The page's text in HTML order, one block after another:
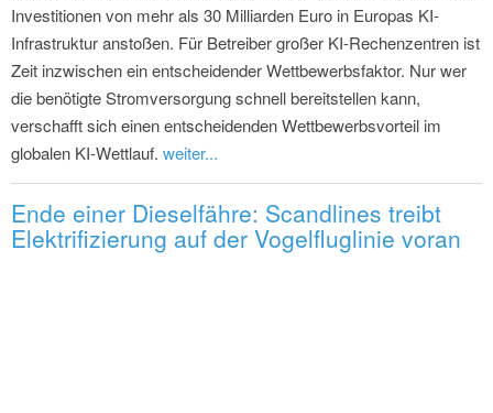
Investitionen von mehr als 30 Milliarden Euro in Europas KI-
Infrastruktur anstoßen. Für Betreiber großer KI-Rechenzentren ist
Zeit inzwischen ein entscheidender Wettbewerbsfaktor. Nur wer
die benötigte Stromversorgung schnell bereitstellen kann,
verschafft sich einen entscheidenden Wettbewerbsvorteil im
globalen KI-Wettlauf. weiter...
Ende einer Dieselfähre: Scandlines treibt
Elektrifizierung auf der Vogelfluglinie voran